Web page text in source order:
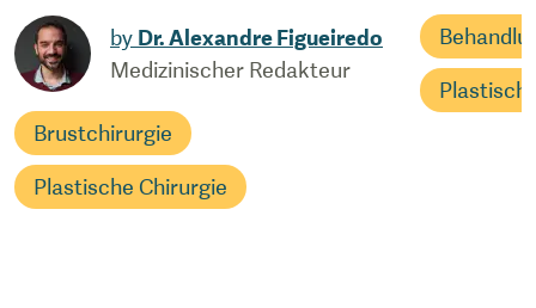
by Dr. Alexandre Figueiredo
Medizinischer Redakteur
Brustchirurgie
Plastische Chirurgie